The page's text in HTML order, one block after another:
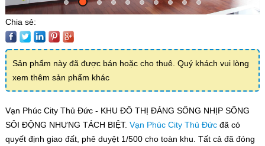
Chia sẻ:
Sản phẩm này đã được bán hoặc cho thuê. Quý khách vui lòng
xem thêm sản phẩm khác
Vạn Phúc City Thủ Đức - KHU ĐÔ THỊ ĐÁNG SỐNG NHỊP SỐNG
SÔI ĐỘNG NHƯNG TÁCH BIỆT. Vạn Phúc City Thủ Đứcđã có
quyết định giao đất, phê duyệt 1/500 cho toàn khu. Tất cả đã đóng